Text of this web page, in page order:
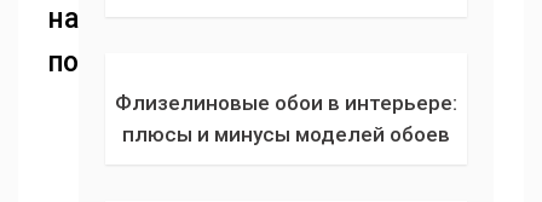
настенных
покрытий
Флизелиновые обои в интерьере:
плюсы и минусы моделей обоев